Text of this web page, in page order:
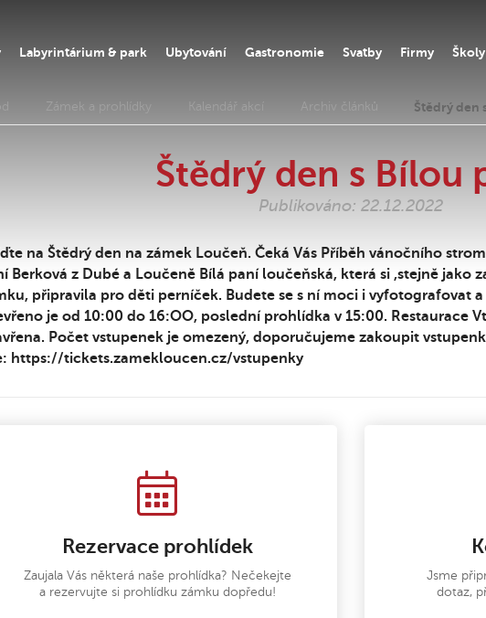
Labyrintárium & park Ubytování Gastronomie Svatby Firmy Školy
Zámek a prohlídky Kalendář akcí Archiv článků Štědrý den
Štědrý den s Bílou
Publikováno: 22.12.2022
na Štědrý den na zámek Loučeň. Čeká Vás Příběh vánočního
Berková z Dubé a Loučeně Bílá paní loučeňská, která si ,stejně jako
připravila pro děti perníček. Budete se s ní moci i vyfotografovat
je od 10:00 do 16:OO, poslední prohlídka v 15:00. Restaurace
Počet vstupenek je omezený, doporučujeme zakoupit
https://tickets.zamekloucen.cz/vstupenky
Rezervace prohlídek
Zaujala Vás některá naše prohlídka? Nečekejte
a rezervujte si prohlídku zámku dopředu!
Jsme
dotaz,